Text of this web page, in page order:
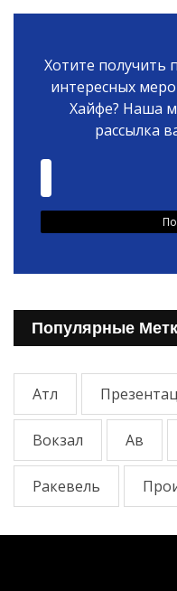
Хотите
интересных
Хайфе? Наша
рассылка
Популярные
Атл
Вокзал Ав
Ракевель